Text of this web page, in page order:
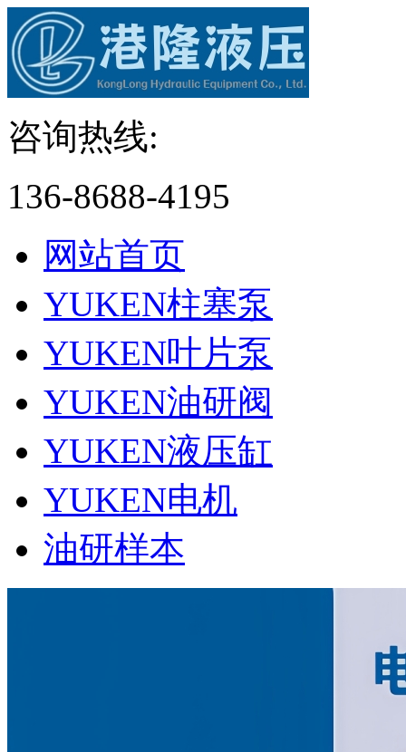
咨询热线:
136-8688-4195
网站首页
YUKEN柱塞泵
YUKEN叶片泵
YUKEN油研阀
YUKEN液压缸
YUKEN电机
油研样本